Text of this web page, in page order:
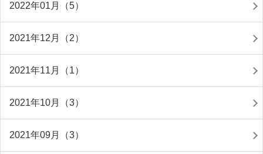
2022年01月（5）
2021年12月（2）
2021年11月（1）
2021年10月（3）
2021年09月（3）